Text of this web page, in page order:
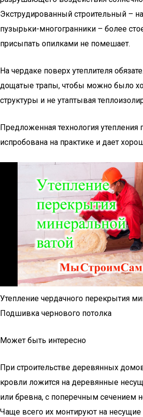
Экструдированный строительный –
пузырьки-многогранники – более
присыпать опилками не помешает.
На чердаке поверх утеплителя
дощатые трапы, чтобы можно было
структуры и не утаптывая
Предложенная технология утепления
испробована на практике и дает
Утепление чердачного перекрытия
Подшивка чернового потолка
Может быть интересно
При строительстве деревянных
кровли ложится на деревянные
или бревна, с поперечным сечением
Чаще всего их монтируют на несущие